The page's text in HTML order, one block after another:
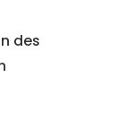
des